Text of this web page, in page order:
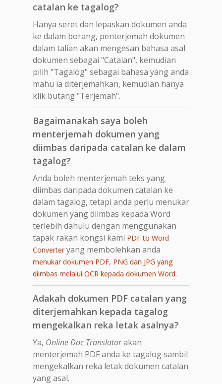
catalan ke tagalog?
Hanya seret dan lepaskan dokumen anda
ke dalam borang, penterjemah dokumen
dalam talian akan mengesan bahasa asal
dokumen sebagai "Catalan", kemudian
pilih "Tagalog" sebagai bahasa yang anda
mahu ia diterjemahkan, kemudian hanya
klik butang "Terjemah".
Bagaimanakah saya boleh
menterjemah dokumen yang
diimbas daripada catalan ke dalam
tagalog?
Anda boleh menterjemah teks yang
diimbas daripada dokumen catalan ke
dalam tagalog, tetapi anda perlu menukar
dokumen yang diimbas kepada Word
terlebih dahulu dengan menggunakan
tapak rakan kongsi kami PDF to Word
Converteryang membolehkan anda
menukar dokumen PDF, PNG dan JPG yang
diimbas melalui OCR kepada dokumen Word.
Adakah dokumen PDF catalan yang
diterjemahkan kepada tagalog
mengekalkan reka letak asalnya?
Ya, Online Doc Translatorakan
menterjemah PDF anda ke tagalog sambil
mengekalkan reka letak dokumen catalan
yang asal.